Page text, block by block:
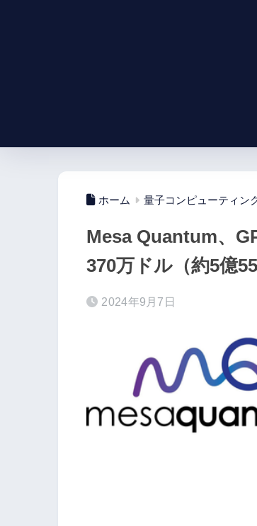
ホーム 量子コンピューティン
Mesa Quantum、
370万ドル（約5億
2024年9月7日